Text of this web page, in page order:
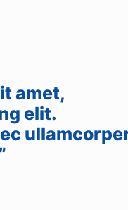
amet,
elit.